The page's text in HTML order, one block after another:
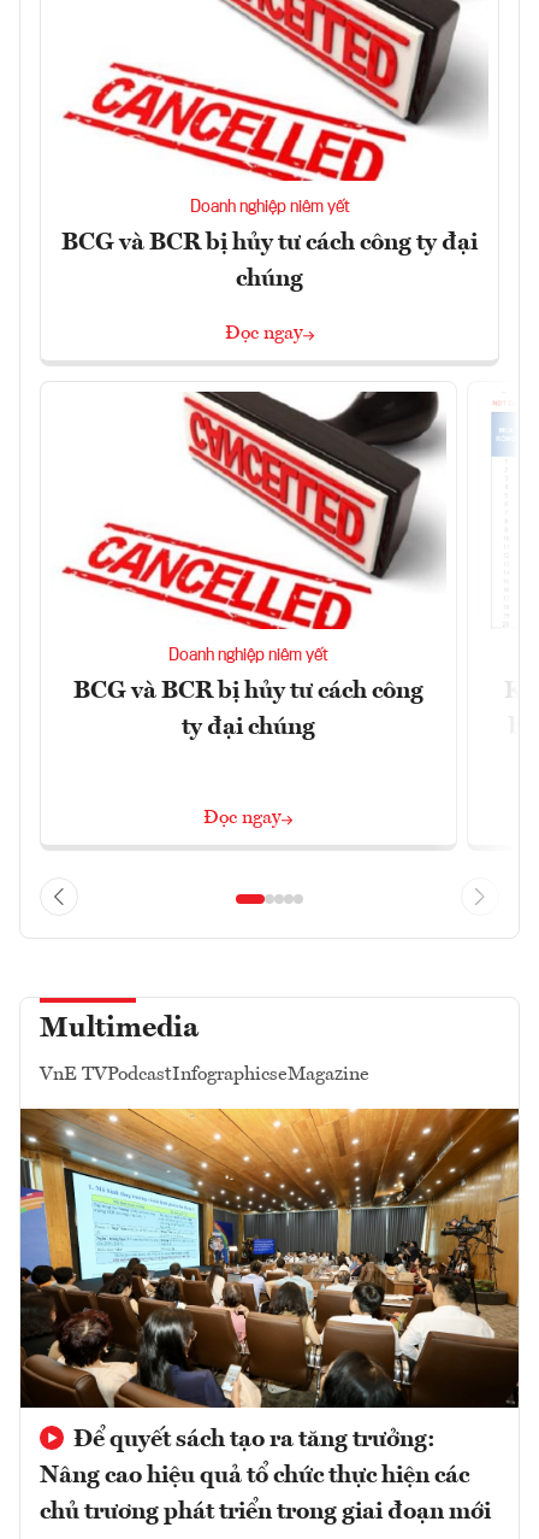
Doanh nghiệp niêm yết
BCG và BCR bị hủy tư cách công ty đại
chúng
Đọc ngay
Doanh nghiệp niêm yết
BCG và BCR bị hủy tư cách công
ty đại chúng
Đọc ngay
Multimedia
VnE TVPodcastInfographicseMagazine
Để quyết sách tạo ra tăng trưởng:
Nâng cao hiệu quả tổ chức thực hiện các
chủ trương phát triển trong giai đoạn mới